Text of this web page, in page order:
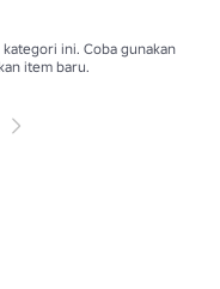
ini. Coba gunakan
item baru.